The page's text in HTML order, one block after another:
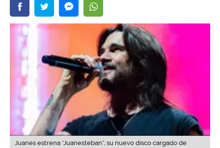
Juanes estrena “Juanesteban”, su nuevo disco cargado de